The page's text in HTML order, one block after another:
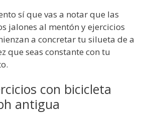
sí que vas a notar que las
jalones al mentón y ejercicios
a concretar tu silueta de a
que seas constante con tu
con bicicleta
antigua